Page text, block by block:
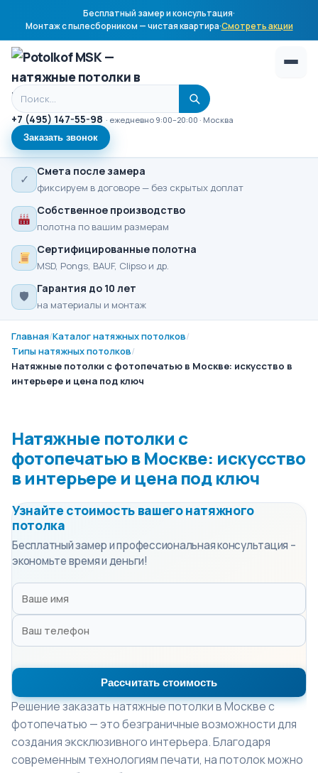
Бесплатный замер и консультация·
Монтаж с пылесборником — чистая квартира·Смотреть акции
Поиск по сайту
+7 (495) 147-55-98 · ежедневно 9:00–20:00 · Москва
Заказать звонок
✓
Смета после замера
фиксируем в договоре — без скрытых доплат
Собственное производство
полотна по вашим размерам
Сертифицированные полотна
MSD, Pongs, BAUF, Clipso и др.
🛡
Гарантия до 10 лет
на материалы и монтаж
Главная/Каталог натяжных потолков/
Типы натяжных потолков/
Натяжные потолки с фотопечатью в Москве: искусство в
интерьере и цена под ключ
Натяжные потолки с
фотопечатью в Москве: искусство
в интерьере и цена под ключ
Узнайте стоимость вашего натяжного
потолка
Бесплатный замер и профессиональная консультация –
экономьте время и деньги!
Рассчитать стоимость
Решениезаказать натяжные потолки в Москвес
фотопечатью — это безграничные возможности для
создания эксклюзивного интерьера. Благодаря
современным технологиям печати, на потолок можно